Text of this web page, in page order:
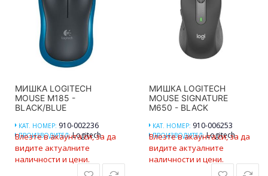
МИШКА LOGITECH
MOUSE M185 -
BLACK/BLUE
КАТ. НОМЕР: 910-002236
ПРОИЗВОДИТЕЛ:Logitech
Влезте в акаунта си, за да
видите актуалните
наличности и цени.
МИШКА LOGITECH
MOUSE SIGNATURE
M650 - BLACK
КАТ. НОМЕР: 910-006253
ПРОИЗВОДИТЕЛ:Logitech
Влезте в акаунта си, за да
видите актуалните
наличности и цени.